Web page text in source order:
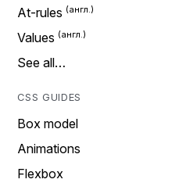
At-rules
Values
See all…
CSS GUIDES
Box model
Animations
Flexbox